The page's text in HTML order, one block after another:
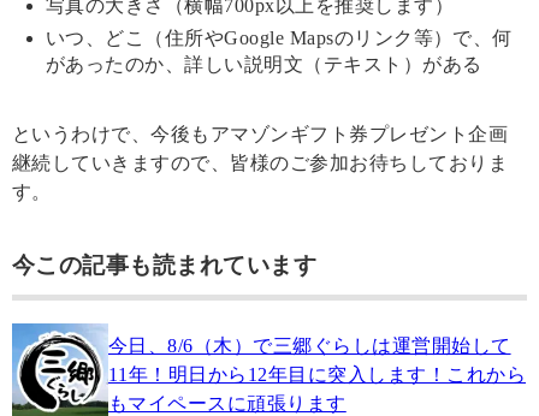
写真の大きさ（横幅700px以上を推奨します）
いつ、どこ（住所やGoogle Mapsのリンク等）で、何
があったのか、詳しい説明文（テキスト）がある
というわけで、今後もアマゾンギフト券プレゼント企画
継続していきますので、皆様のご参加お待ちしておりま
す。
今この記事も読まれています
今日、8/6（木）で三郷ぐらしは運営開始して
11年！明日から12年目に突入します！これから
もマイペースに頑張ります